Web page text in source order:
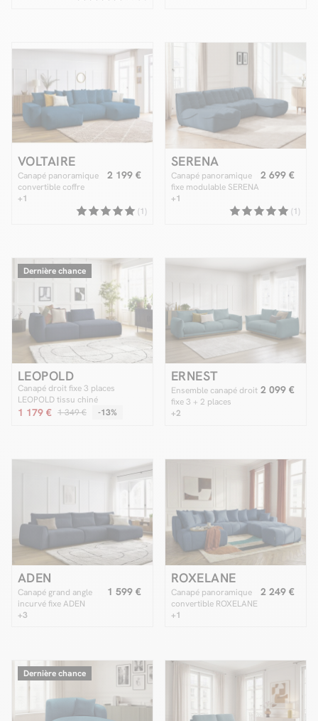
VOLTAIRE
Canapé panoramique
convertible coffre
VOLTAIRE
2 199 €
+1
(1)
SERENA
Canapé panoramique
fixe modulable SERENA
tissu chiné
2 699 €
+1
(1)
Dernière chance
LEOPOLD
Canapé droit fixe 3 places
LEOPOLD tissu chiné
1 179 € 1 349 € -13%
ERNEST
Ensemble canapé droit
fixe 3 + 2 places
ERNEST
2 099 €
+2
ADEN
Canapé grand angle
incurvé fixe ADEN
1 599 €
+3
ROXELANE
Canapé panoramique
convertible ROXELANE
tissu chiné avec pouf
2 249 €
+1
Dernière chance